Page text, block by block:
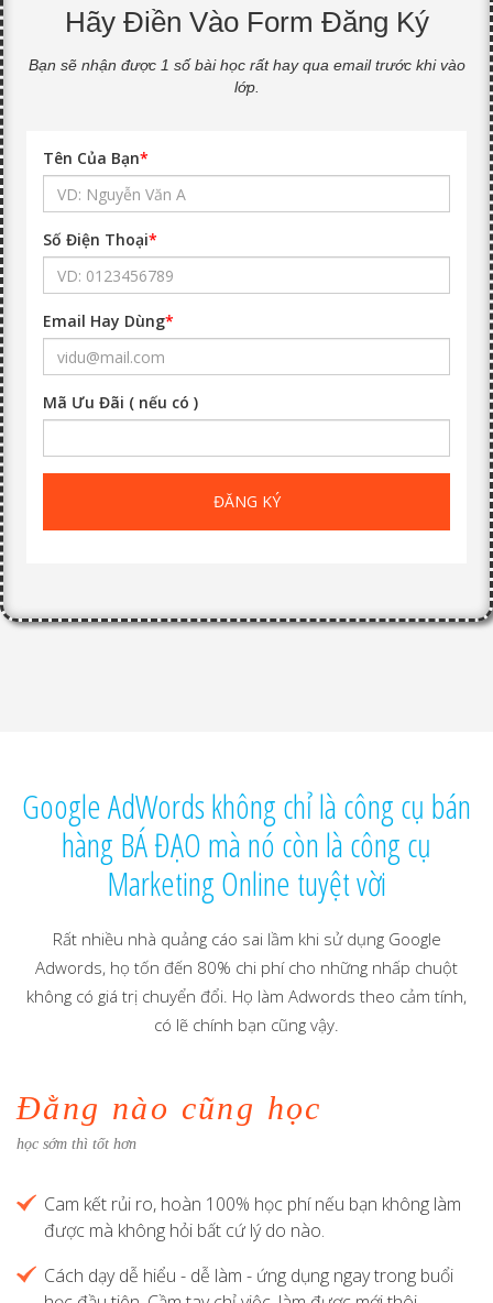
Hãy Điền Vào Form Đăng Ký
Bạn sẽ nhận được 1 số bài học rất hay qua email trước khi vào
lớp.
Tên Của Bạn*
Số Điện Thoại*
Email Hay Dùng*
Mã Ưu Đãi ( nếu có )
ĐĂNG KÝ
Google AdWords không chỉ là công cụ bán
hàng BÁ ĐẠO mà nó còn là công cụ
Marketing Online tuyệt vời
Rất nhiều nhà quảng cáo sai lầm khi sử dụng Google
Adwords, họ tốn đến 80% chi phí cho những nhấp chuột
không có giá trị chuyển đổi. Họ làm Adwords theo cảm tính,
có lẽ chính bạn cũng vậy.
Đằng nào cũng học
học sớm thì tốt hơn
Cam kết rủi ro, hoàn 100% học phí nếu bạn không làm
được mà không hỏi bất cứ lý do nào.
Cách dạy dễ hiểu - dễ làm - ứng dụng ngay trong buổi